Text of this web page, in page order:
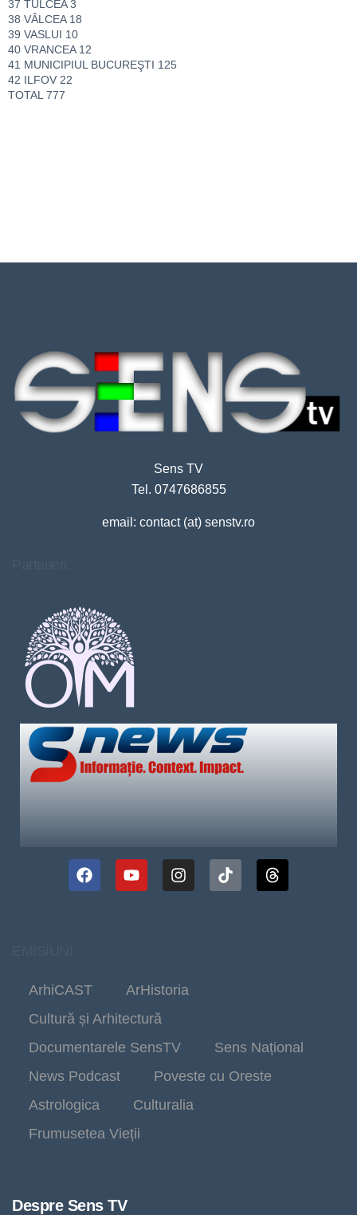
37 TULCEA 3
38 VÂLCEA 18
39 VASLUI 10
40 VRANCEA 12
41 MUNICIPIUL BUCUREŞTI 125
42 ILFOV 22
TOTAL 777
Sens TV
Tel. 0747686855
email: contact (at) senstv.ro
ArhiCAST
ArHistoria
Cultură și Arhitectură
Documentarele SensTV
Sens Național
News Podcast
Poveste cu Oreste
Astrologica
Culturalia
Frumusetea Vieții
Despre Sens TV